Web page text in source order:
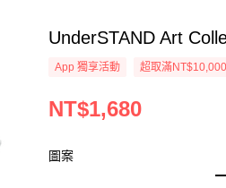
UnderSTAND Art
App 獨享活動 超取滿
NT$1,680
圖案